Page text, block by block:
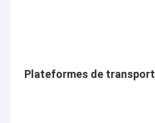
Plateformes de transport